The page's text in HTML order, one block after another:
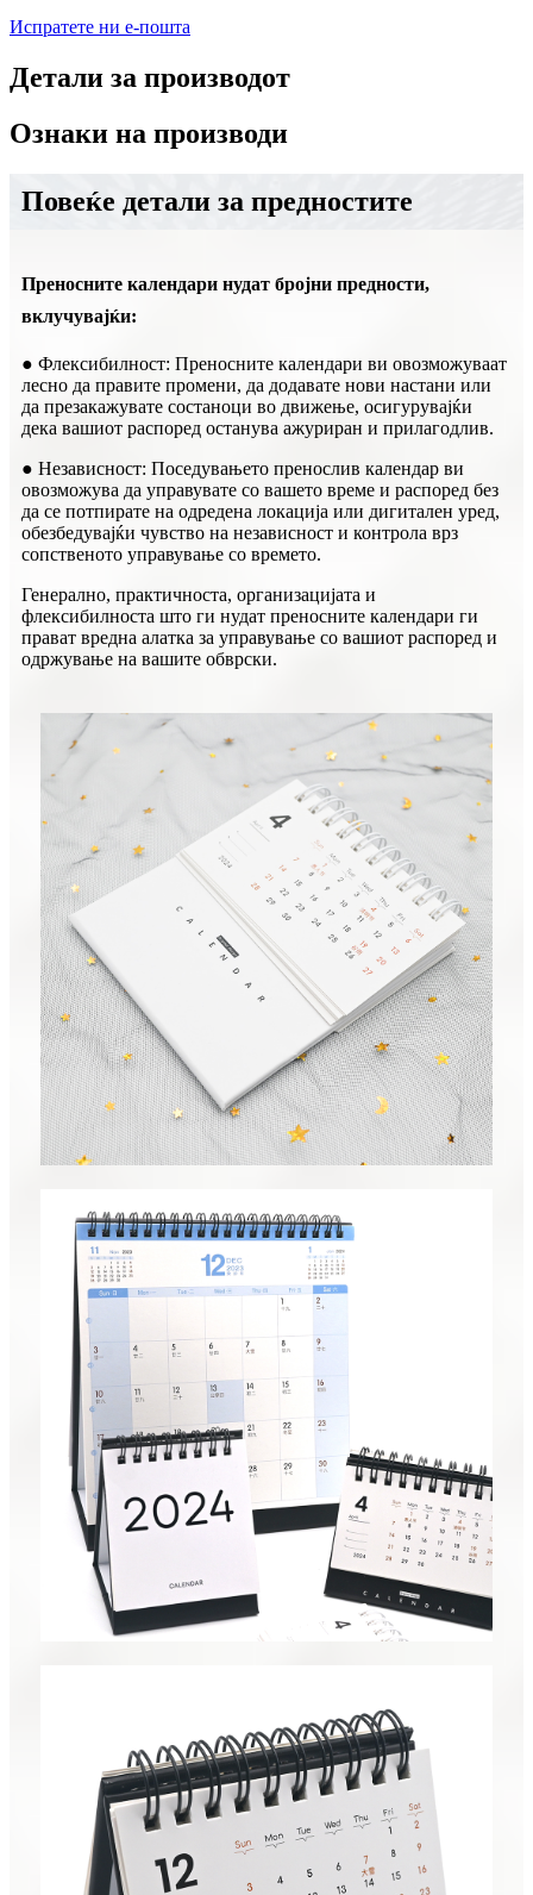
Испратете ни е-пошта
Детали за производот
Ознаки на производи
Повеќе детали за предностите
Преносните календари нудат бројни предности,
вклучувајќи:
● Флексибилност: Преносните календари ви овозможуваат
лесно да правите промени, да додавате нови настани или
да презакажувате состаноци во движење, осигурувајќи
дека вашиот распоред останува ажуриран и прилагодлив.
● Независност: Поседувањето пренослив календар ви
овозможува да управувате со вашето време и распоред без
да се потпирате на одредена локација или дигитален уред,
обезбедувајќи чувство на независност и контрола врз
сопственото управување со времето.
Генерално, практичноста, организацијата и
флексибилноста што ги нудат преносните календари ги
прават вредна алатка за управување со вашиот распоред и
одржување на вашите обврски.